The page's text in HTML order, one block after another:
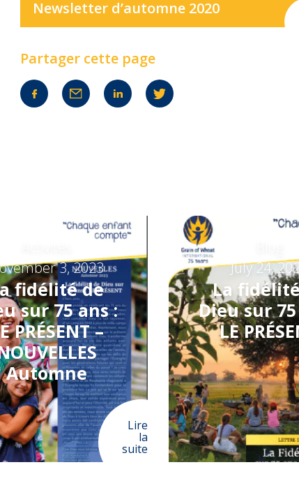
Newsletter d’automne 2020
Partager cette page
3, 2023
fidélité de
sur 75 ans :
PRÉSENT –
Automne
Lire
la
suite
July 24,
La
Dieu sur
LE